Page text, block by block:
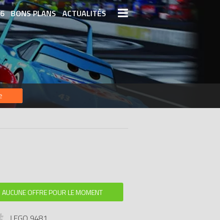
BONS PLANS ACTUALITÉS
LEGO LEGO LES PLUS CHERS
DERNIERS LEGO AJOUTÉS
AUCUNE OFFRE POUR LE MOMENT